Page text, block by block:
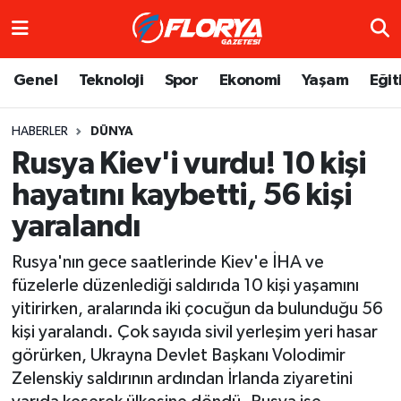
Genel Teknoloji Spor Ekonomi Yaşam
HABERLER DÜNYA
Rusya Kiev'i vurdu! 10 kişi
hayatını kaybetti, 56 kişi
yaralandı
Rusya'nın gece saatlerinde Kiev'e İHA ve
füzelerle düzenlediği saldırıda 10 kişi yaşamını
yitirirken, aralarında iki çocuğun da bulunduğu 56
kişi yaralandı. Çok sayıda sivil yerleşim yeri hasar
görürken, Ukrayna Devlet Başkanı Volodimir
Zelenskiy saldırının ardından İrlanda ziyaretini
Trafik Durumu
Süper Lig Puan Durumu ve Fikstür
Tüm Manşetler
Haber Arşivi